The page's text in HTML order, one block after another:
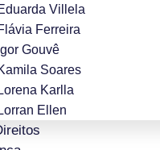
Villela
Ferreira
Igor Gouvê
Soares
Lorena Karlla
Lorran Ellen